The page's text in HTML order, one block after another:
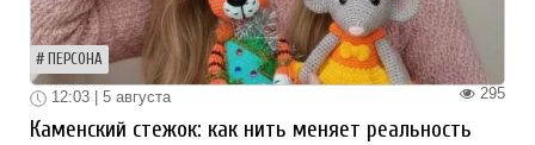
ПЕРСОНА
295
12:03 | 5 августа
Каменский стежок: как нить меняет реальность